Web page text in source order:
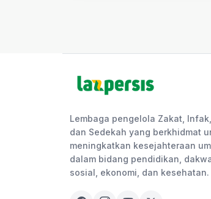
Lembaga pengelola Zakat, Infak,
dan Sedekah yang berkhidmat
meningkatkan kesejahteraan
dalam bidang pendidikan,
sosial, ekonomi, dan kesehatan.